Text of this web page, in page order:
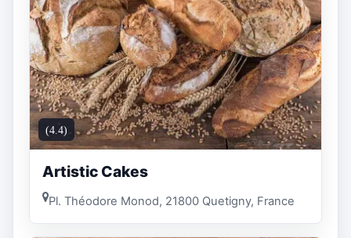
(4.4)
Artistic Cakes
Pl. Théodore Monod, 21800 Quetigny, France